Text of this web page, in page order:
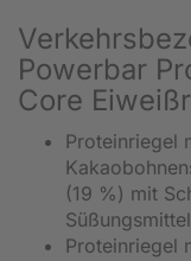
Powerbar
Core
Proteinriegel
(19 %) mit
Proteinriegel